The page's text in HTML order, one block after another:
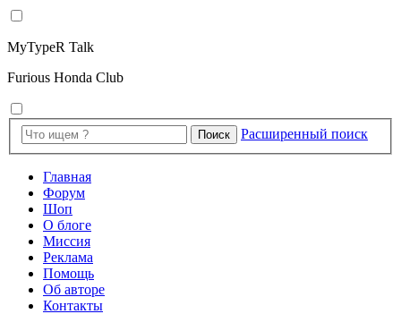
MyTypeR Talk
Furious Honda Club
Поиск Расширенный поиск
Главная
Форум
Шоп
О блоге
Миссия
Реклама
Помощь
Об авторе
Контакты